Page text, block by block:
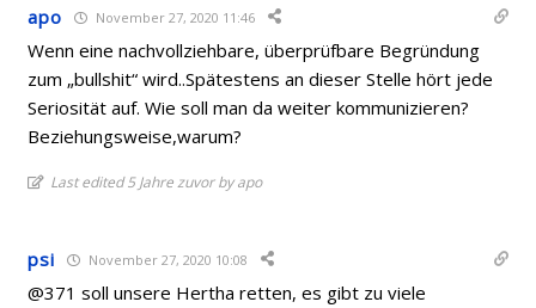
apo November 27, 2020 11:46
Wenn eine nachvollziehbare, überprüfbare Begründung
zum „bullshit“ wird..Spätestens an dieser Stelle hört jede
Seriosität auf. Wie soll man da weiter kommunizieren?
Beziehungsweise,warum?
Last edited 5 Jahre zuvor by apo
psi November 27, 2020 10:08
@371 soll unsere Hertha retten, es gibt zu viele